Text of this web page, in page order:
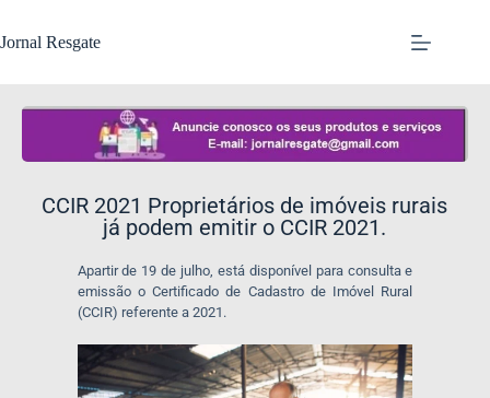
Jornal Resgate
CCIR 2021 Proprietários de imóveis rurais
já podem emitir o CCIR 2021.
Apartir de 19 de julho, está disponível para consulta e
emissão o Certificado de Cadastro de Imóvel Rural
(CCIR) referente a 2021.